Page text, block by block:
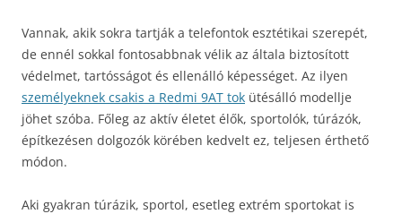
Vannak, akik sokra tartják a telefontok esztétikai szerepét,
de ennél sokkal fontosabbnak vélik az általa biztosított
védelmet, tartósságot és ellenálló képességet. Az ilyen
személyeknek csakis a Redmi 9AT tok ütésálló modellje
jöhet szóba. Főleg az aktív életet élők, sportolók, túrázók,
építkezésen dolgozók körében kedvelt ez, teljesen érthető
módon.
Aki gyakran túrázik, sportol, esetleg extrém sportokat is